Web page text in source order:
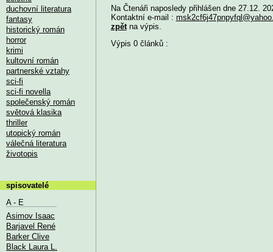
Na Čtenáři naposledy přihlášen dne 27.12.
Kontaktní e-mail :
zpětna výpis.
Výpis 0 článků :
duchovní literatura
fantasy
historický román
horror
krimi
kultovní román
partnerské vztahy
sci-fi
sci-fi novella
společenský román
světová klasika
thriller
utopický román
válečná literatura
životopis
spisovatelé
A - E
Asimov Isaac
Barjavel René
Barker Clive
Black Laura L.